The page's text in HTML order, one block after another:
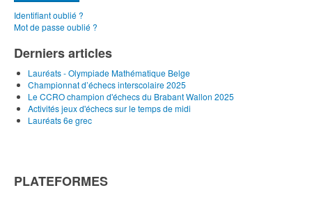
Identifiant oublié ?
Mot de passe oublié ?
Derniers articles
Lauréats - Olympiade Mathématique Belge
Championnat d’échecs interscolaire 2025
Le CCRO champion d'échecs du Brabant Wallon 2025
Activités jeux d'échecs sur le temps de midi
Lauréats 6e grec
PLATEFORMES